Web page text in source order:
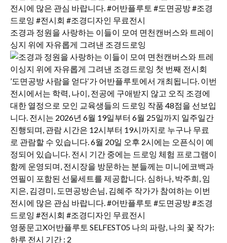
조경과 정원을 사랑하는 이들이 모여 면천캔버스와 트레이
싱지 위에 자유롭게 그려낸 조경드로잉
영풍문고X어반플루토 SELFEST05 나의 파랑, 나의 꽃 작가:
하루 전시 기간 : 2